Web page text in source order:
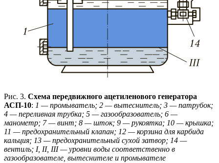
Рис. 3. Схема передвижного ацетиленового генератора
АСП-10: 1 — промыватель; 2 — вытеснитель; 3 — патрубок;
4 — переливная трубка; 5 — газообразователь; 6 —
манометр; 7 — винт; 8 — шток; 9 — рукоятка; 10 — крышка;
11 — предохранительный клапан; 12 — корзина для карбида
кальция; 13 — предохранительный сухой затвор; 14 —
вентиль; I, II, III — уровни воды соответственно в
газообразователе, вытеснителе и промывателе